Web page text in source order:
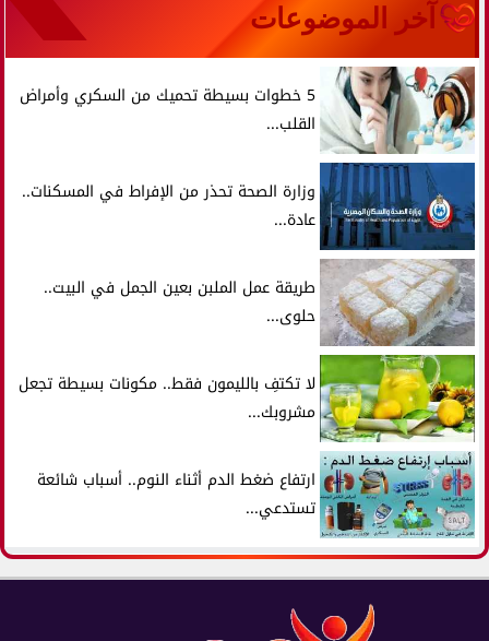
آخر الموضوعات
5 خطوات بسيطة تحميك من السكري وأمراض
القلب...
وزارة الصحة تحذر من الإفراط في المسكنات..
عادة...
طريقة عمل الملبن بعين الجمل في البيت..
حلوى...
لا تكتفِ بالليمون فقط.. مكونات بسيطة تجعل
مشروبك...
ارتفاع ضغط الدم أثناء النوم.. أسباب شائعة
تستدعي...